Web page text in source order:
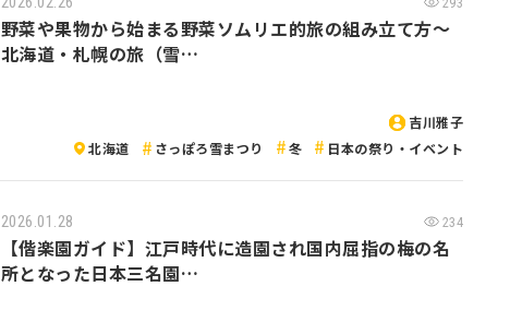
野菜や果物から始まる野菜ソムリエ的旅の組み立て方～
北海道・札幌の旅（雪…
吉川雅子
北海道
さっぽろ雪まつり 冬 日本の祭り・イベント
2026.01.28 234
【偕楽園ガイド】江戸時代に造園され国内屈指の梅の名
所となった日本三名園…